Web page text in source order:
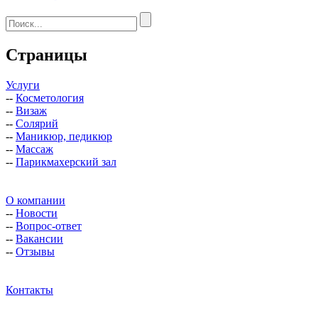
Страницы
Услуги
-- Косметология
-- Визаж
-- Солярий
-- Маникюр, педикюр
-- Массаж
-- Парикмахерский зал
О компании
-- Новости
-- Вопрос-ответ
-- Вакансии
-- Отзывы
Контакты